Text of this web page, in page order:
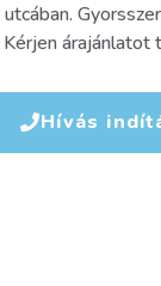
árajánlatot
Hívás